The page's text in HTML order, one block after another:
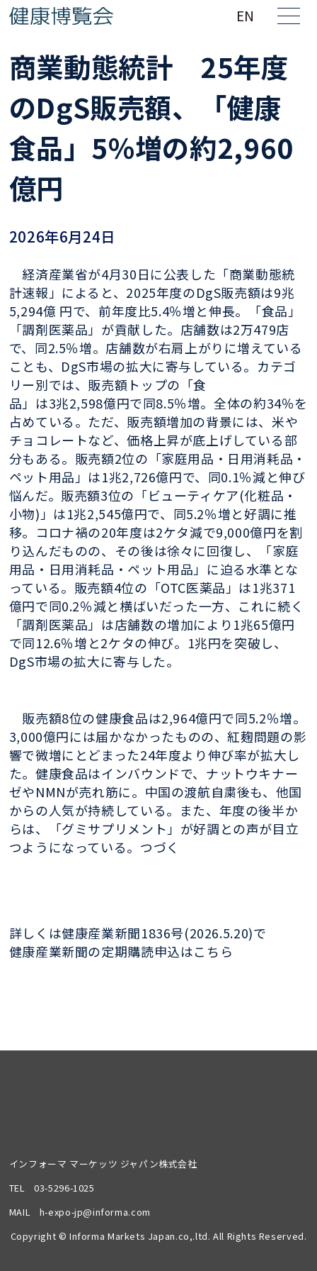
EN
商業動態統計 25年度
のDgS販売額、「健康
食品」5％増の約2,960
億円
2026年6月24日
経済産業省が4月30日に公表した「商業動態統
計速報」によると、2025年度のDgS販売額は9兆
5,294億 円で、前年度比5.4％増と伸長。「食品」
「調剤医薬品」が貢献した。店舗数は2万479店
で、同2.5％増。店舗数が右肩上がりに増えている
ことも、DgS市場の拡大に寄与している。カテゴ
リー別では、販売額トップの「食
品」は3兆2,598億円で同8.5％増。全体の約34％を
占めている。ただ、販売額増加の背景には、米や
チョコレートなど、価格上昇が底上げしている部
分もある。販売額2位の「家庭用品・日用消耗品・
ペット用品」は1兆2,726億円で、同0.1％減と伸び
悩んだ。販売額3位の「ビューティケア(化粧品・
小物)」は1兆2,545億円で、同5.2％増と好調に推
移。コロナ禍の20年度は2ケタ減で9,000億円を割
り込んだものの、その後は徐々に回復し、「家庭
用品・日用消耗品・ペット用品」に迫る水準とな
っている。販売額4位の「OTC医薬品」は1兆371
億円で同0.2％減と横ばいだった一方、これに続く
「調剤医薬品」は店舗数の増加により1兆65億円
で同12.6％増と2ケタの伸び。1兆円を突破し、
DgS市場の拡大に寄与した。
販売額8位の健康食品は2,964億円で同5.2％増。
3,000億円には届かなかったものの、紅麹問題の影
響で微増にとどまった24年度より伸び率が拡大し
た。健康食品はインバウンドで、ナットウキナー
ゼやNMNが売れ筋に。中国の渡航自粛後も、他国
からの人気が持続している。また、年度の後半か
らは、「グミサプリメント」が好調との声が目立
つようになっている。つづく
詳しくは健康産業新聞1836号(2026.5.20)で
健康産業新聞の定期購読申込はこちら
インフォーマ マーケッツ ジャパン株式会社
TEL03-5296-1025
MAIL h-expo-jp@informa.com
Copyright © Informa Markets Japan.co,.ltd. All Rights Reserved.